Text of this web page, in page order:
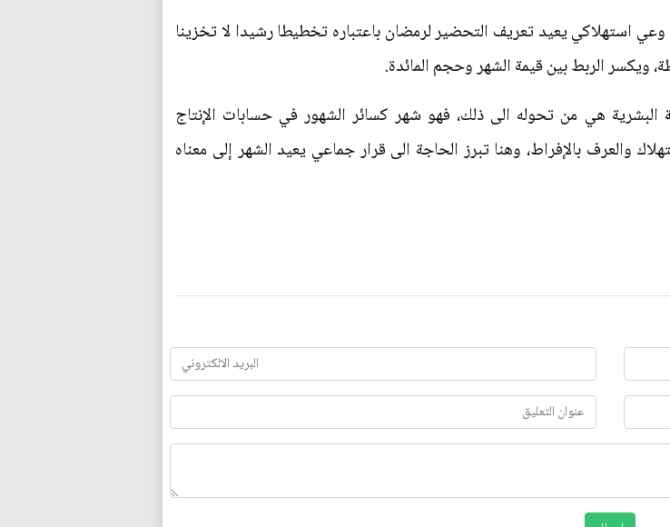
استهلاكي يعيد تعريف التحضير لرمضان باعتباره تخطيطا رشيدا لا تخزينا
ويكسر الربط بين قيمة الشهر وحجم المائدة.
البشرية هي من تحوله الى ذلك، فهو شهر كسائر الشهور في حسابات الإنتاج
والعرف بالإفراط، وهنا تبرز الحاجة الى قرار جماعي يعيد الشهر إلى معناه